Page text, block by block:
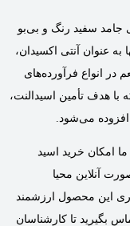
جامد سفید رنگ و بی‌بو
عنوان آنتی اکسیدان،
در انواع فرآورده‌های
با هدف تأمین اسیدالنت،
می‌شود.
امکان خرید اسید
آنلاین محیا
این محصول ارزشمند
ابتدا با شماره تلفن 26208312_021 تماس بگیرید تا کارشناسان